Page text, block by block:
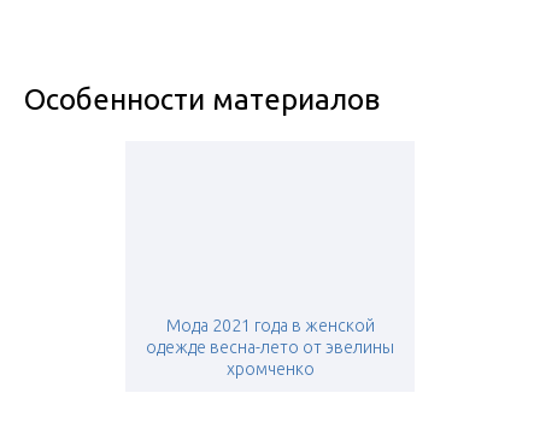
Особенности материалов
Мода 2021 года в женской
одежде весна-лето от эвелины
хромченко